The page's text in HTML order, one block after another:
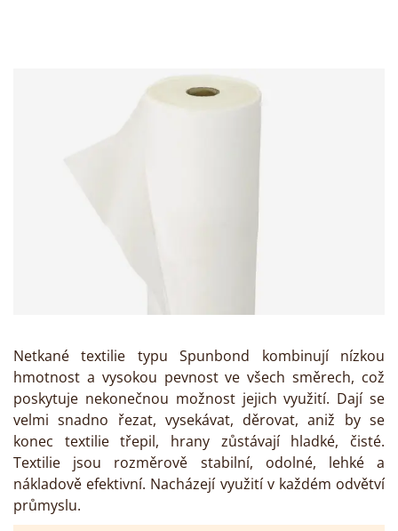
Netkané textilie typu Spunbond kombinují nízkou
hmotnost a vysokou pevnost ve všech směrech, což
poskytuje nekonečnou možnost jejich využití. Dají se
velmi snadno řezat, vysekávat, děrovat, aniž by se
konec textilie třepil, hrany zůstávají hladké, čisté.
Textilie jsou rozměrově stabilní, odolné, lehké a
nákladově efektivní. Nacházejí využití v každém odvětví
průmyslu.